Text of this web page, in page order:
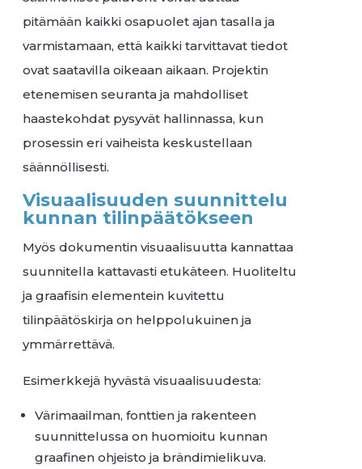
pitämään kaikki osapuolet ajan tasalla ja
varmistamaan, että kaikki tarvittavat tiedot
ovat saatavilla oikeaan aikaan. Projektin
etenemisen seuranta ja mahdolliset
haastekohdat pysyvät hallinnassa, kun
prosessin eri vaiheista keskustellaan
säännöllisesti.
Visuaalisuuden suunnittelu
kunnan tilinpäätökseen
Myös dokumentin visuaalisuutta kannattaa
suunnitella kattavasti etukäteen. Huoliteltu
ja graafisin elementein kuvitettu
tilinpäätöskirja on helppolukuinen ja
ymmärrettävä.
Esimerkkejä hyvästä visuaalisuudesta:
Värimaailman, fonttien ja rakenteen
suunnittelussa on huomioitu kunnan
graafinen ohjeisto ja brändimielikuva.